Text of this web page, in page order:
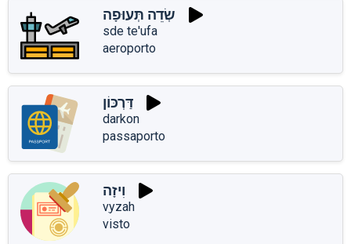
שְׂדֵה תְּעוּפָה
sde te'ufa
aeroporto
דַּרְכּוֹן
darkon
passaporto
וִיזָה
vִyzah
visto